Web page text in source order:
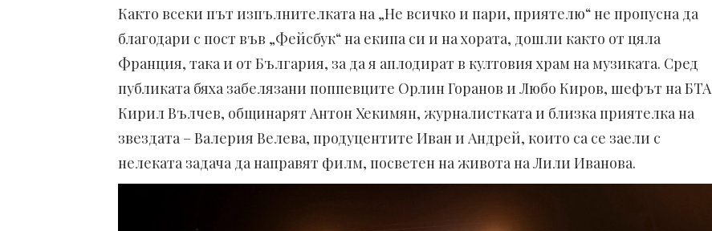
Както всеки път изпълнителката на „Не всичко и пари, приятелю“ не пропусна да
благодари с пост във „Фейсбук“ на екипа си и на хората, дошли както от цяла
Франция, така и от България, за да я аплодират в култовия храм на музиката. Сред
публиката бяха забелязани поппевците Орлин Горанов и Любо Киров, шефът на БТА
Кирил Вълчев, общинарят Антон Хекимян, журналистката и близка приятелка на
звездата – Валерия Велева, продуцентите Иван и Андрей, които са се заели с
нелеката задача да направят филм, посветен на живота на Лили Иванова.